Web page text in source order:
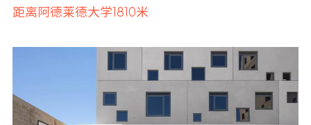
距离阿德莱德大学1810米